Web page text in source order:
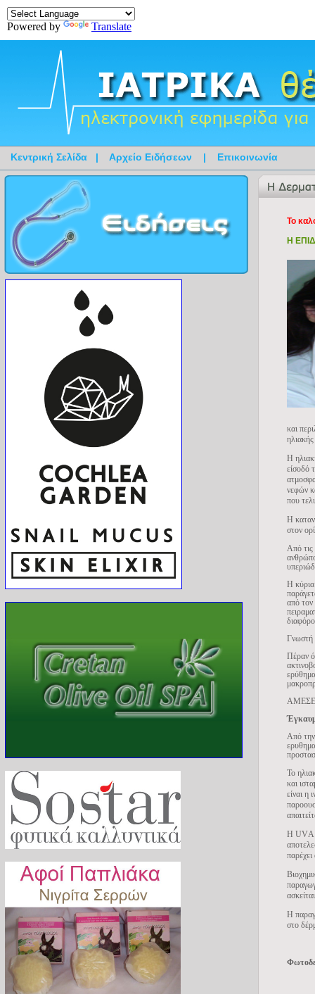
Powered by Translate
Κεντρική Σελίδα | Αρχείο Ειδήσεων | Επικοινωνία
Το
Η
και
Η
είσοδό
νεφών
που
Η
στον
Από τις
Η κύρια
από τον
Γνωστή
Πέραν
Από
Το
και
είναι η
Η UVΑ
Η
στο